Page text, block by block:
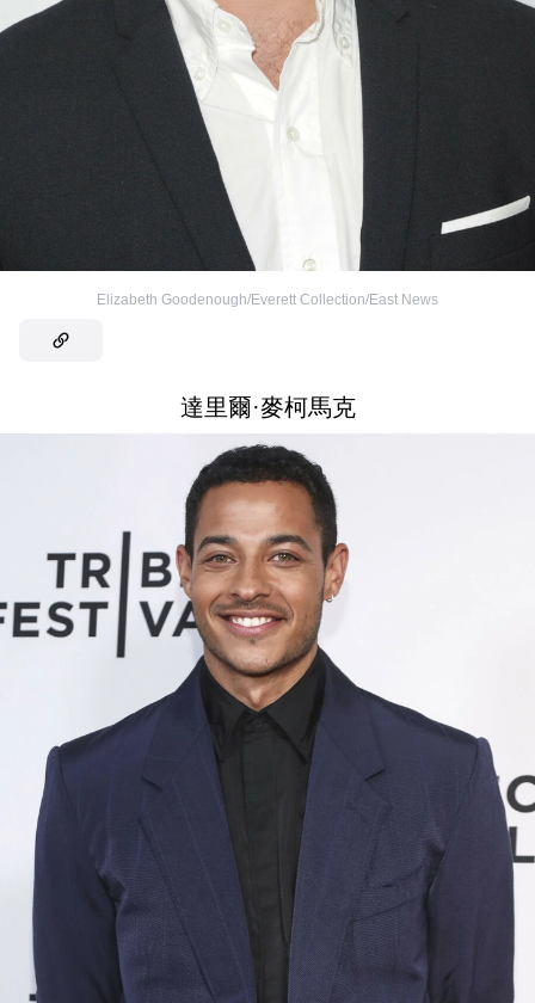
Elizabeth Goodenough/Everett Collection/East News
達里爾·麥柯馬克